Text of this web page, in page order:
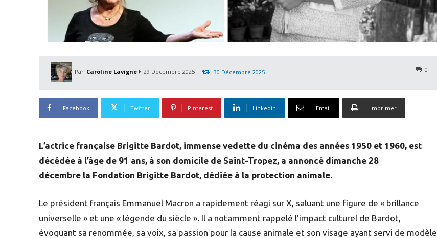
Par Caroline Lavigne 29 Décembre 2025 0
30 Décembre 2025
Facebook Twitter Pinterest Linkedin Email Imprimer
L’actrice française Brigitte Bardot, immense vedette du cinéma des années 1950 et 1960, est
décédée à l’âge de 91 ans, à son domicile de Saint-Tropez, a annoncé dimanche 28
décembre la Fondation Brigitte Bardot, dédiée à la protection animale.
Le président français Emmanuel Macron a rapidement réagi sur X, saluant une figure de « brillance
universelle » et une « légende du siècle ». Il a notamment rappelé l’impact culturel de Bardot,
évoquant sa renommée, sa voix, sa passion pour la cause animale et son visage ayant servi de modèle